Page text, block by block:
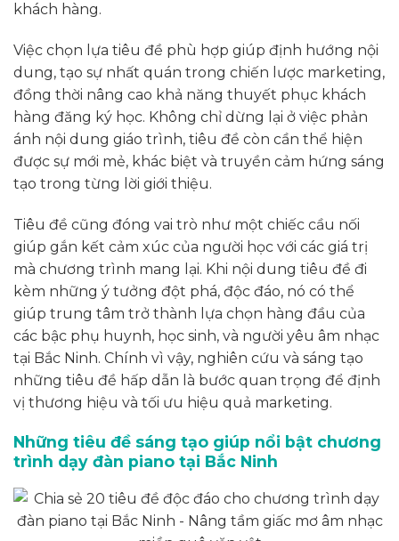
khách hàng.
Việc chọn lựa tiêu đề phù hợp giúp định hướng nội
dung, tạo sự nhất quán trong chiến lược marketing,
đồng thời nâng cao khả năng thuyết phục khách
hàng đăng ký học. Không chỉ dừng lại ở việc phản
ánh nội dung giáo trình, tiêu đề còn cần thể hiện
được sự mới mẻ, khác biệt và truyền cảm hứng sáng
tạo trong từng lời giới thiệu.
Tiêu đề cũng đóng vai trò như một chiếc cầu nối
giúp gắn kết cảm xúc của người học với các giá trị
mà chương trình mang lại. Khi nội dung tiêu đề đi
kèm những ý tưởng đột phá, độc đáo, nó có thể
giúp trung tâm trở thành lựa chọn hàng đầu của
các bậc phụ huynh, học sinh, và người yêu âm nhạc
tại Bắc Ninh. Chính vì vậy, nghiên cứu và sáng tạo
những tiêu đề hấp dẫn là bước quan trọng để định
vị thương hiệu và tối ưu hiệu quả marketing.
Những tiêu đề sáng tạo giúp nổi bật chương
trình dạy đàn piano tại Bắc Ninh